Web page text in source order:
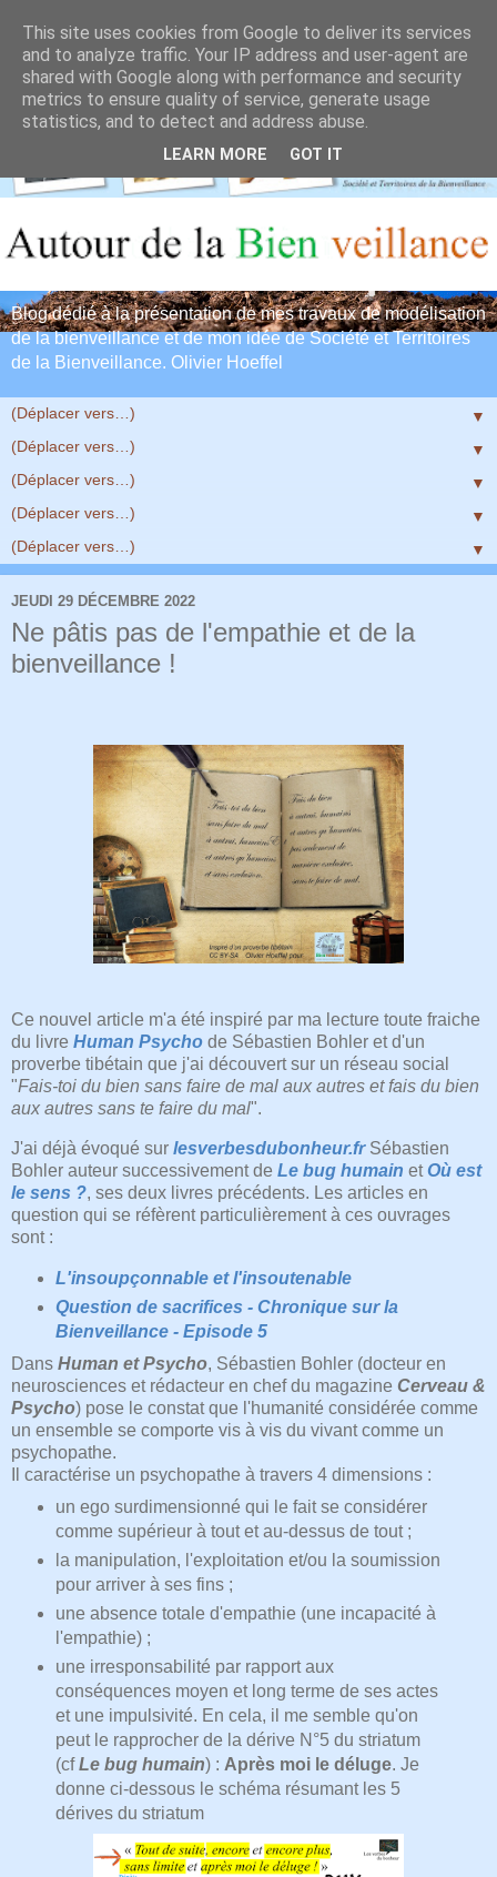
Blog dédié à la présentation de mes travaux de modélisation
de la bienveillance et de mon idée de Société et Territoires
de la Bienveillance. Olivier Hoeffel
▼
▼
▼
▼
▼
JEUDI 29 DÉCEMBRE 2022
Ne pâtis pas de l'empathie et de la
bienveillance !
Ce nouvel article m'a été inspiré par ma lecture toute fraiche
du livre Human Psycho de Sébastien Bohler et d'un
proverbe tibétain que j'ai découvert sur un réseau social
"Fais-toi du bien sans faire de mal aux autres et fais du bien
aux autres sans te faire du mal".
J'ai déjà évoqué sur lesverbesdubonheur.frSébastien
Bohler auteur successivement de Le bug humain etOù est
le sens ?, ses deux livres précédents. Les articles en
question qui se réfèrent particulièrement à ces ouvrages
sont :
L'insoupçonnable et l'insoutenable
Question de sacrifices - Chronique sur la
Bienveillance - Episode 5
Dans Human et Psycho, Sébastien Bohler (docteur en
neurosciences et rédacteur en chef du magazine Cerveau &
Psycho) pose le constat que l'humanité considérée comme
un ensemble se comporte vis à vis du vivant comme un
psychopathe.
Il caractérise un psychopathe à travers 4 dimensions :
un ego surdimensionné qui le fait se considérer
comme supérieur à tout et au-dessus de tout ;
la manipulation, l'exploitation et/ou la soumission
pour arriver à ses fins ;
une absence totale d'empathie (une incapacité à
l'empathie) ;
une irresponsabilité par rapport aux
conséquences moyen et long terme de ses actes
et une impulsivité. En cela, il me semble qu'on
peut le rapprocher de la dérive N°5 du striatum
(cfLe bug humain) : Après moi le déluge. Je
donne ci-dessous le schéma résumant les 5
dérives du striatum
This site uses cookies from Google to deliver its services
and to analyze traffic. Your IP address and user-agent are
shared with Google along with performance and security
metrics to ensure quality of service, generate usage
statistics, and to detect and address abuse.
LEARN MORE GOT IT